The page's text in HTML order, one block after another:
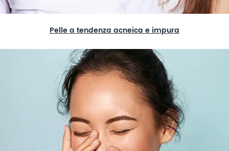
Pelle a tendenza acneica e impura